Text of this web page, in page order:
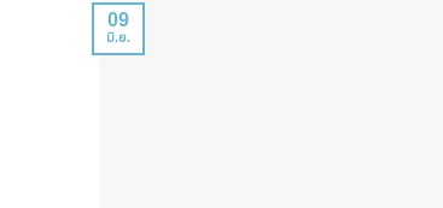
09
มิ.ย.